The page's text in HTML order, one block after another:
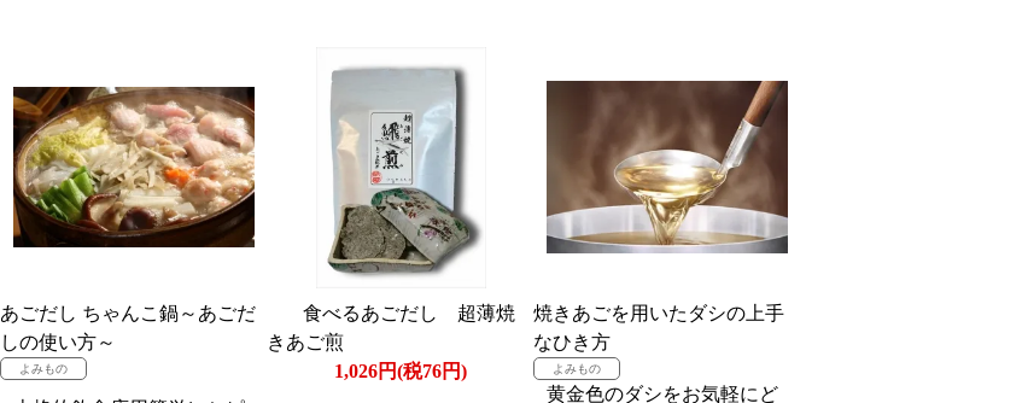
あごだし ちゃんこ鍋～あごだ
しの使い方～
食べるあごだし 超薄焼
きあご煎
1,026円(税76円)
焼きあごを用いたダシの上手
なひき方
黄金色のダシをお気軽にど